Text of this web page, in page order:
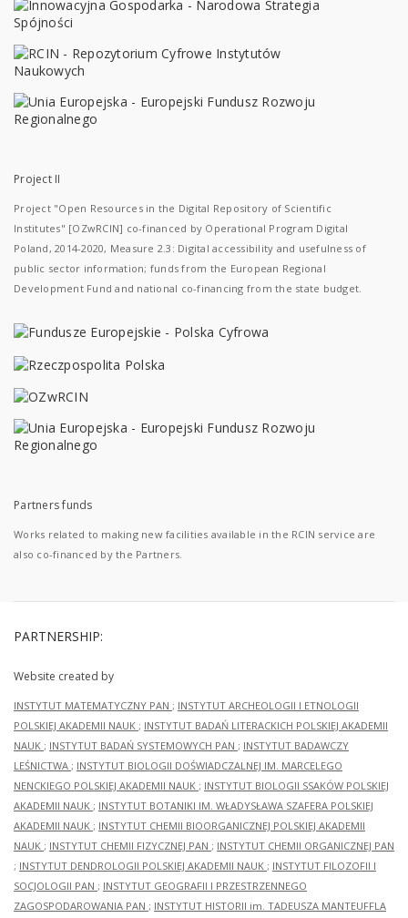
Project II
Project "Open Resources in the Digital Repository of Scientific
Institutes" [OZwRCIN] co-financed by Operational Program Digital
Poland, 2014-2020, Measure 2.3: Digital accessibility and usefulness of
public sector information; funds from the European Regional
Development Fund and national co-financing from the state budget.
Partners funds
Works related to making new facilities available in the RCIN service are
also co-financed by the Partners.
PARTNERSHIP:
Website created by
INSTYTUT MATEMATYCZNY PAN ; INSTYTUT ARCHEOLOGII I ETNOLOGII
POLSKIEJ AKADEMII NAUK ; INSTYTUT BADAŃ LITERACKICH POLSKIEJ AKADEMII
NAUK ; INSTYTUT BADAŃ SYSTEMOWYCH PAN ; INSTYTUT BADAWCZY
LEŚNICTWA ; INSTYTUT BIOLOGII DOŚWIADCZALNEJ IM. MARCELEGO
NENCKIEGO POLSKIEJ AKADEMII NAUK ; INSTYTUT BIOLOGII SSAKÓW POLSKIEJ
AKADEMII NAUK ; INSTYTUT BOTANIKI IM. WŁADYSŁAWA SZAFERA POLSKIEJ
AKADEMII NAUK ; INSTYTUT CHEMII BIOORGANICZNEJ POLSKIEJ AKADEMII
NAUK ; INSTYTUT CHEMII FIZYCZNEJ PAN ; INSTYTUT CHEMII ORGANICZNEJ PAN
; INSTYTUT DENDROLOGII POLSKIEJ AKADEMII NAUK ; INSTYTUT FILOZOFII I
SOCJOLOGII PAN ; INSTYTUT GEOGRAFII I PRZESTRZENNEGO
ZAGOSPODAROWANIA PAN ; INSTYTUT HISTORII im. TADEUSZA MANTEUFFLA